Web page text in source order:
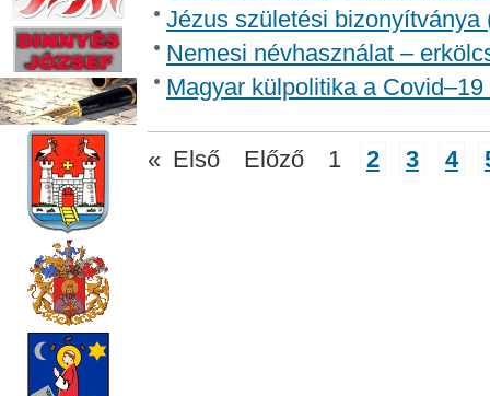
Jézus születési bizonyítványa
Nemesi névhasználat –
Magyar külpolitika a
« Első Előző 1 2 3 4